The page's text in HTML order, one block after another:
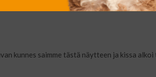
kunnes saimme tästä näytteen ja kissa alkoi